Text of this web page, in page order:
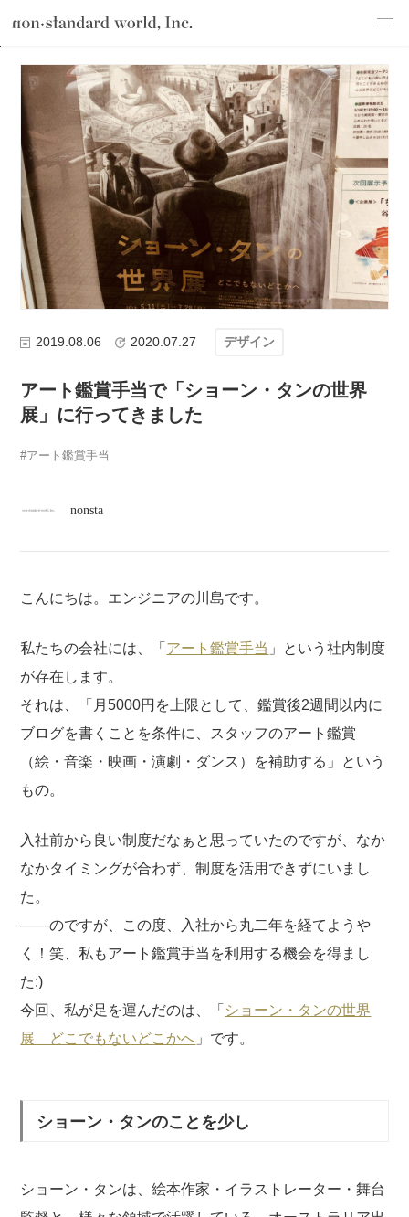
about
csr
service
works
flow
blog
recruit
atelier
ブログ デザイン アート鑑賞手当で「ショーン・タンの
2019.08.06 2020.07.27 デザイン
アート鑑賞手当で「ショーン・タンの世界
展」に行ってきました
アート鑑賞手当
nonsta
こんにちは。エンジニアの川島です。
私たちの会社には、「 アート鑑賞手当 」という社内制度
が存在します。
それは、「月5000円を上限として、鑑賞後2週間以内に
ブログを書くことを条件に、スタッフのアート鑑賞
（絵・音楽・映画・演劇・ダンス）を補助する」という
もの。
入社前から良い制度だなぁと思っていたのですが、なか
なかタイミングが合わず、制度を活用できずにいまし
た。
——のですが、この度、入社から丸二年を経てようや
く！笑、私もアート鑑賞手当を利用する機会を得まし
た:)
今回、私が足を運んだのは、「 ショーン・タンの世界
展 どこでもないどこかへ 」です。
ショーン・タンのことを少し
ショーン・タンは、絵本作家・イラストレーター・舞台